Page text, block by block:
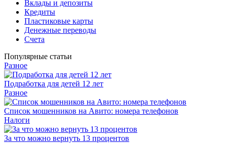
Вклады и депозиты
Кредиты
Пластиковые карты
Денежные переводы
Счета
Популярные статьи
Разное
Подработка для детей 12 лет
Разное
Список мошенников на Авито: номера телефонов
Налоги
За что можно вернуть 13 процентов